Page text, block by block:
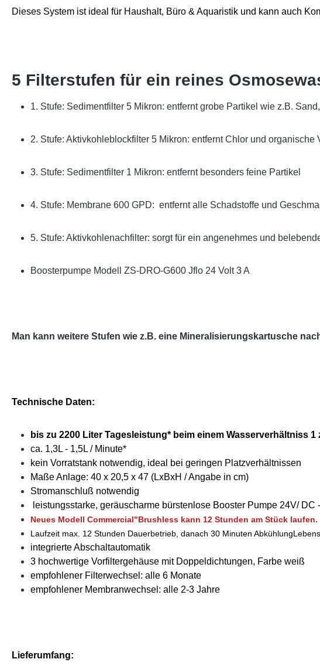
Dieses System ist ideal für Haushalt, Büro & Aquaristik und kann auch
5 Filterstufen für ein reines
1. Stufe: Sedimentfilter 5 Mikron: entfernt grobe Partikel wie z.B.
2. Stufe: Aktivkohleblockfilter 5 Mikron: entfernt Chlor und organische
3. Stufe: Sedimentfilter 1 Mikron: entfernt besonders feine Partikel
4. Stufe: Membrane 600 GPD: entfernt alle Schadstoffe und
5. Stufe: Aktivkohlenachfilter: sorgt für ein angenehmes und
Boosterpumpe Modell ZS-DRO-G600 Jflo 24 Volt 3 A
Man kann weitere Stufen wie z.B. eine Mineralisierungskartusche
Technische Daten:
bis zu 2200 Liter Tagesleistung* beim einem Wasserverhältniss 1
ca. 1,3L - 1,5L / Minute*
kein Vorratstank notwendig, ideal bei geringen Platzverhältnissen
Maße Anlage: 40 x 20,5 x 47 (LxBxH / Angabe in cm)
Stromanschluß notwendig
leistungsstarke, geräuscharme bürstenlose Booster Pumpe 24V/
Neues Modell Commercial"Brushless kann 12 Stunden am Stück laufen.
Laufzeit max. 12 Stunden Dauerbetrieb, danach 30 Minuten Abkühlung
integrierte Abschaltautomatik
3 hochwertige Vorfiltergehäuse mit Doppeldichtungen, Farbe weiß
empfohlener Filterwechsel: alle 6 Monate
empfohlener Membranwechsel: alle 2-3 Jahre
Lieferumfang: